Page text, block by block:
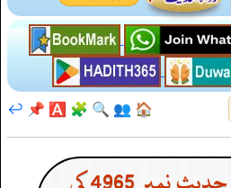
🏠
👥
🔍
🧩
🅰️
📌
↩️